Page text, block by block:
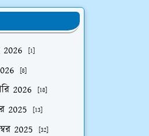
[1]
[8]
2026 [18]
2025 [13]
2025 [32]